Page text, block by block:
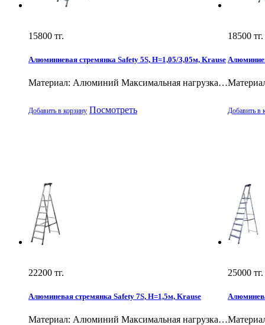
15800 тг.
Алюминиевая стремянка Safety 5S, Н=1,05/3,05м, Krause
Материал: Алюминий Максимальная нагрузка…
Добавить в корзину Посмотреть
18500 тг.
Добавить в
22200 тг.
Алюминевая стремянка Safety 7S, Н=1,5м, Krause
Материал: Алюминий Максимальная нагрузка…
25000 тг.